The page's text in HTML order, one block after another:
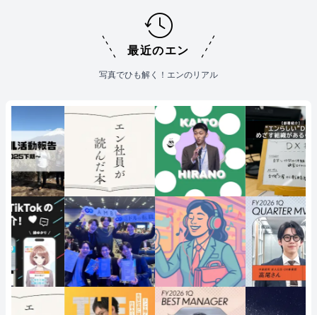
最近のエン
写真でひも解く！エンのリアル